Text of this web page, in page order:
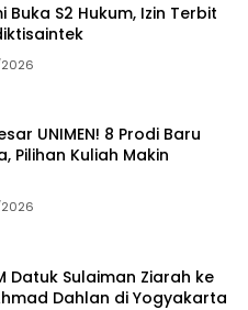
Buka S2 Hukum, Izin Terbit
UNIMEN! 8 Prodi Baru
Pilihan Kuliah Makin
Datuk Sulaiman Ziarah ke
Dahlan di Yogyakarta